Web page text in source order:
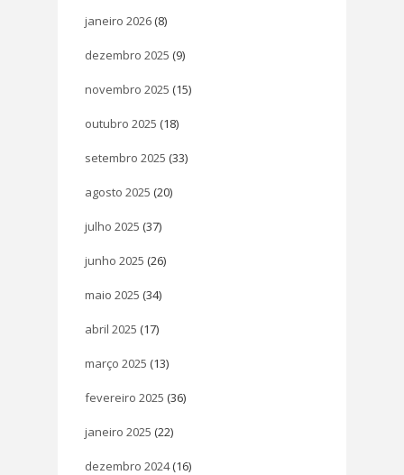
janeiro 2026 (8)
dezembro 2025 (9)
novembro 2025 (15)
outubro 2025 (18)
setembro 2025 (33)
agosto 2025 (20)
julho 2025 (37)
junho 2025 (26)
maio 2025 (34)
abril 2025 (17)
março 2025 (13)
fevereiro 2025 (36)
janeiro 2025 (22)
dezembro 2024(16)